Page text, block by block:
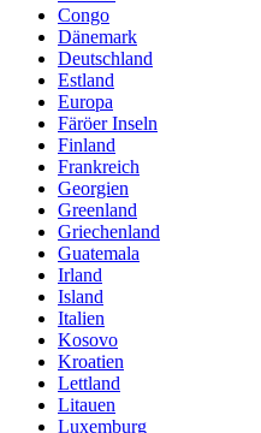
Congo
Dänemark
Deutschland
Estland
Europa
Färöer Inseln
Finland
Frankreich
Georgien
Greenland
Griechenland
Guatemala
Irland
Island
Italien
Kosovo
Kroatien
Lettland
Litauen
Luxemburg